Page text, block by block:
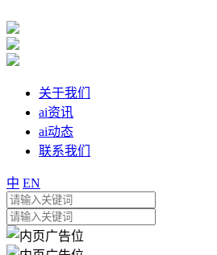
关于我们
ai资讯
ai动态
联系我们
中 EN